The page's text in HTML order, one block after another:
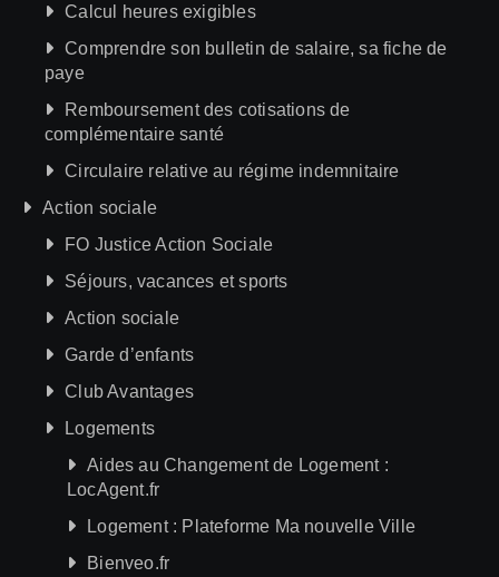
Calcul heures exigibles
Comprendre son bulletin de salaire, sa fiche de
paye
Remboursement des cotisations de
complémentaire santé
Circulaire relative au régime indemnitaire
Action sociale
FO Justice Action Sociale
Séjours, vacances et sports
Action sociale
Garde d’enfants
Club Avantages
Logements
Aides au Changement de Logement :
LocAgent.fr
Logement : Plateforme Ma nouvelle Ville
Bienveo.fr